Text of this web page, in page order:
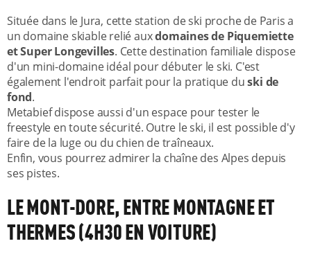
Située dans le Jura, cette station de ski proche de Paris a
un domaine skiable relié auxdomaines de Piquemiette
et Super Longevilles. Cette destination familiale dispose
d'un mini-domaine idéal pour débuter le ski. C'est
également l'endroit parfait pour la pratique duski de
fond.
Metabief dispose aussi d'un espace pour tester le
freestyle en toute sécurité. Outre le ski, il est possible d'y
faire de la luge ou du chien de traîneaux.
Enfin, vous pourrez admirer la chaîne des Alpes depuis
ses pistes.
LE MONT-DORE, ENTRE MONTAGNE ET
THERMES (4H30 EN VOITURE)